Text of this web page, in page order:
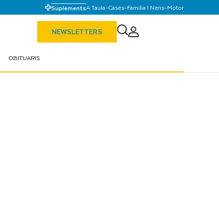
SuplementsA Taula-Cases-Familia I Nens-Motor
NEWSLETTERS
OBITUARIS